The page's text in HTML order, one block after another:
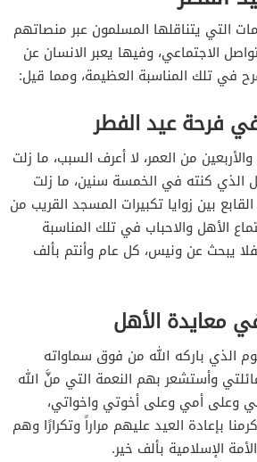
التي يتناقلها المسلمون عبر منصاتهم
الاجتماعي، وفيها يعبر الانسان عن
في تلك المناسبة العظيمة، ومما قيل:
فرحة عيد الفطر
من العمر، لا أعرف السبب، ما زلت
الذي كنته في الخمسة سنين، ما زلت
بين زوايا تكبيرات المسجد القريب من
الأهل والاحباب في تلك المناسبة
يبحث عن ونيس، كل عام وأنتم بألف
معايدة الأهل
الذي باركه الله من فوق سماواته
وأستشعر بهم النعمة التي منَّ الله
وعلى أمي وعلى أخوتي واخواتي،
بإعادة العيد عليهم مراراً وتكرارًا وهم
الإسلامية بألف خير.